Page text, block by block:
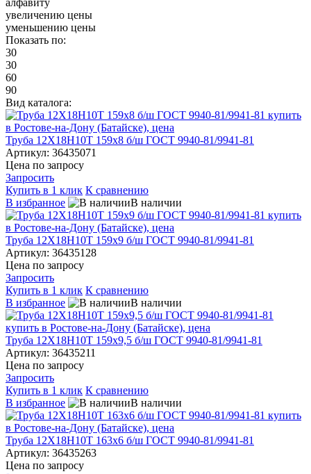
алфавиту
увеличению цены
уменьшению цены
Показать по:
30
30
60
90
Вид каталога:
Труба 12Х18Н10Т 159х8 б/ш ГОСТ 9940-81/9941-81
Артикул: 36435071
Цена по запросу
Запросить
Купить в 1 клик К сравнению
В избранное
В наличии
Труба 12Х18Н10Т 159х9 б/ш ГОСТ 9940-81/9941-81
Артикул: 36435128
Цена по запросу
Запросить
Купить в 1 клик К сравнению
В избранное
В наличии
Труба 12Х18Н10Т 159х9,5 б/ш ГОСТ 9940-81/9941-81
Артикул: 36435211
Цена по запросу
Запросить
Купить в 1 клик К сравнению
В избранное
В наличии
Труба 12Х18Н10Т 163х6 б/ш ГОСТ 9940-81/9941-81
Артикул: 36435263
Цена по запросу